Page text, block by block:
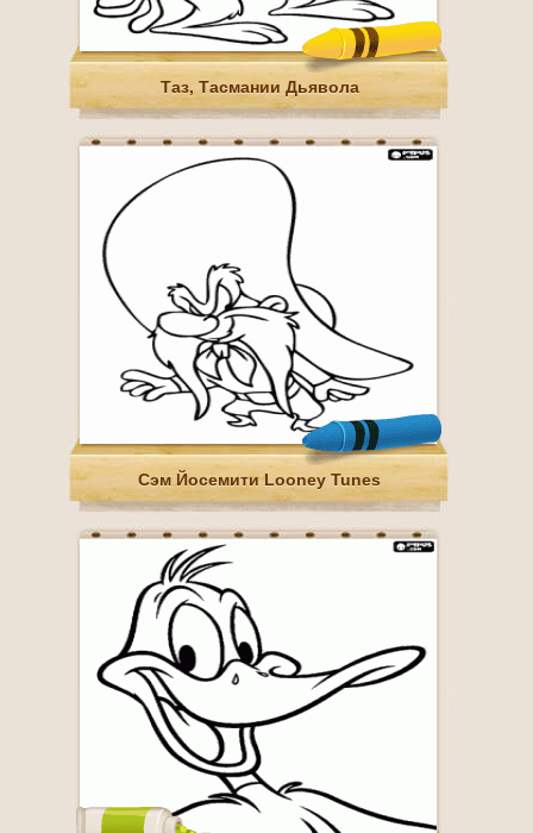
Таз, Тасмании Дьявола
Сэм Йосемити Looney Tunes